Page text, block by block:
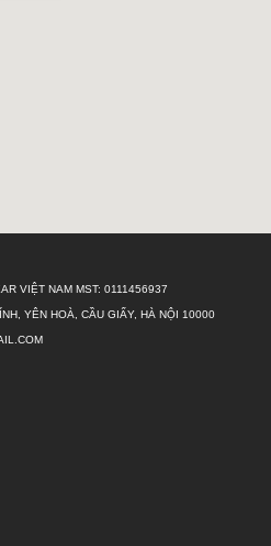
VIỆT NAM MST: 0111456937
YÊN HOÀ, CẦU GIẤY, HÀ NỘI 10000